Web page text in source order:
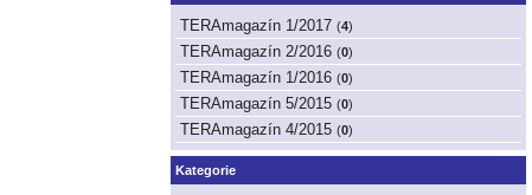
TERAmagazín 1/2017 (4)
TERAmagazín 2/2016 (0)
TERAmagazín 1/2016 (0)
TERAmagazín 5/2015 (0)
TERAmagazín 4/2015 (0)
Kategorie